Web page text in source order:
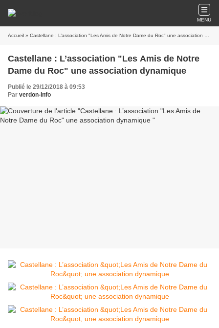
MENU
Accueil » Castellane : L’association "Les Amis de Notre Dame du Roc" une association dynamique
Castellane : L’association "Les Amis de Notre
Dame du Roc" une association dynamique
Publié le 29/12/2018 à 09:53
Par verdon-info